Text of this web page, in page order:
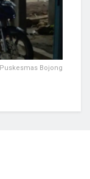
Puskesmas Bojong